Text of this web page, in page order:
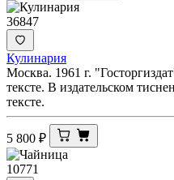
36847
Кулинария
Москва. 1961 г.
тексте. В издательском
тексте.
5 800 ₽
10771